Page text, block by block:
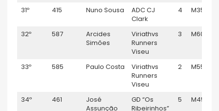
31º 415 Nuno Sousa
ADC CJ
Clark
4 M35
32º 587
Arcides
Simões
Viriathvs
Runners
Viseu
3 M60
33º 585 Paulo Costa
Viriathvs
Runners
Viseu
2 M55
34º 461
José
Assunção
GD “Os
Ribeirinhos”
5 M45